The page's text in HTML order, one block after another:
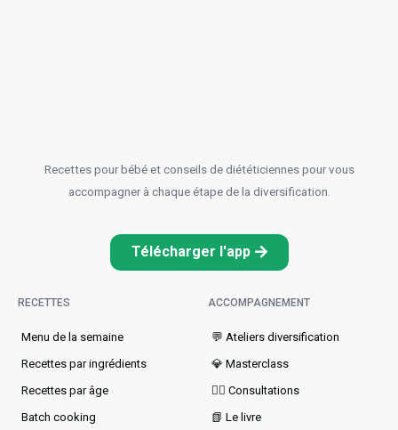
Recettes pour bébé et conseils de diététiciennes pour vous
accompagner à chaque étape de la diversification.
Télécharger l'app
RECETTES
Menu de la semaine​
Recettes par ingrédients
Recettes par âge
Batch cooking
ACCOMPAGNEMENT
💬 Ateliers diversification
💎 Masterclass
👩‍⚕️ Consultations
📗 Le livre